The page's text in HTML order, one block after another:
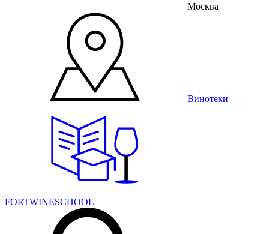
Москва
Винотеки
FORTWINESCHOOL